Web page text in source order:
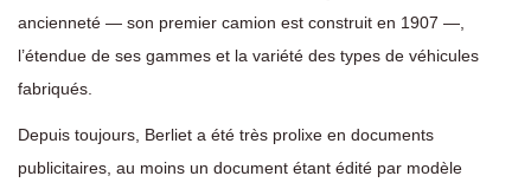
ancienneté — son premier camion est construit en 1907 —,
l’étendue de ses gammes et la variété des types de véhicules
fabriqués.
Depuis toujours, Berliet a été très prolixe en documents
publicitaires, au moins un document étant édité par modèle